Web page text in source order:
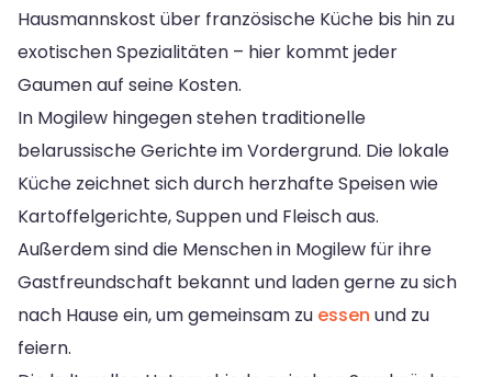
Hausmannskost über französische Küche bis hin zu
exotischen Spezialitäten – hier kommt jeder
Gaumen auf seine Kosten.
In Mogilew hingegen stehen traditionelle
belarussische Gerichte im Vordergrund. Die lokale
Küche zeichnet sich durch herzhafte Speisen wie
Kartoffelgerichte, Suppen und Fleisch aus.
Außerdem sind die Menschen in Mogilew für ihre
Gastfreundschaft bekannt und laden gerne zu sich
nach Hause ein, um gemeinsam zu essen und zu
feiern.